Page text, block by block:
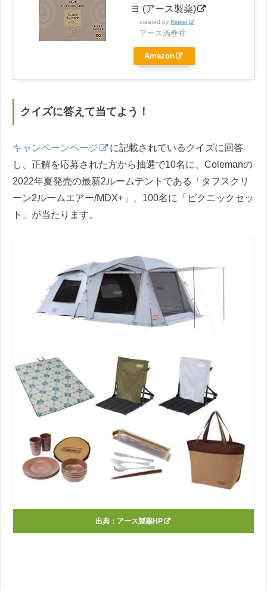
ヨ (アース製薬)
created by Rinker
アース渦巻香
Amazon
クイズに答えて当てよう！
キャンペーンページ
に記載されているクイズに回答
し、正解を応募された方から抽選で10名に、Colemanの
2022年夏発売の最新2ルームテントである「タフスクリ
ーン2ルームエアー/MDX+」、100名に「ピクニックセッ
ト」が当たります。
出典： アース製薬HP